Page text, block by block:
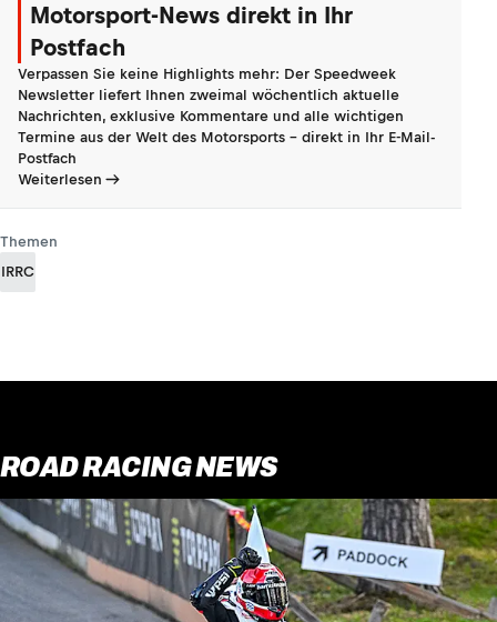
Motorsport-News direkt in Ihr
Postfach
Verpassen Sie keine Highlights mehr: Der Speedweek
Newsletter liefert Ihnen zweimal wöchentlich aktuelle
Nachrichten, exklusive Kommentare und alle wichtigen
Termine aus der Welt des Motorsports - direkt in Ihr E-Mail-
Postfach
Weiterlesen
Themen
IRRC
ROAD RACING NEWS